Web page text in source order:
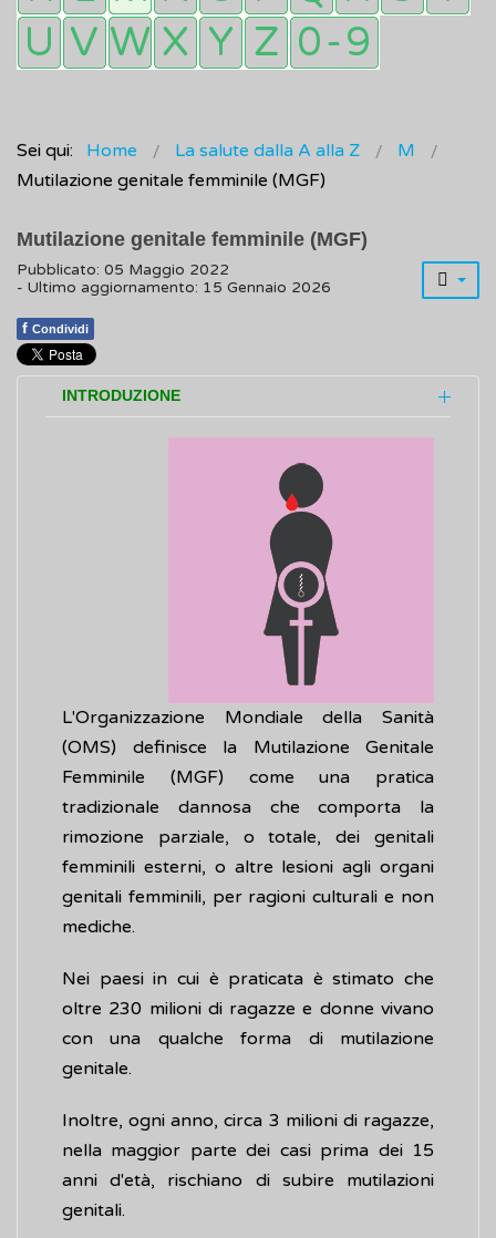
Sei qui: Home La salute dalla A alla Z
M
Mutilazione genitale femminile (MGF)
Mutilazione genitale femminile (MGF)
Pubblicato: 05 Maggio 2022
- Ultimo aggiornamento: 15 Gennaio 2026
f Condividi
INTRODUZIONE
L'Organizzazione Mondiale della Sanità
(OMS) definisce la Mutilazione Genitale
Femminile (MGF) come una pratica
tradizionale dannosa che comporta la
rimozione parziale, o totale, dei genitali
femminili esterni, o altre lesioni agli organi
genitali femminili, per ragioni culturali e non
mediche.
Nei paesi in cui è praticata è stimato che
oltre 230 milioni di ragazze e donne vivano
con una qualche forma di mutilazione
genitale.
Inoltre, ogni anno, circa 3 milioni di ragazze,
nella maggior parte dei casi prima dei 15
anni d'età, rischiano di subire mutilazioni
genitali.